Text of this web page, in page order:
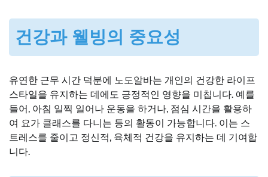
건강과 웰빙의 중요성
유연한 근무 시간 덕분에 노도알바는 개인의 건강한 라이프
스타일을 유지하는 데에도 긍정적인 영향을 미칩니다. 예를
들어, 아침 일찍 일어나 운동을 하거나, 점심 시간을 활용하
여 요가 클래스를 다니는 등의 활동이 가능합니다. 이는 스
트레스를 줄이고 정신적, 육체적 건강을 유지하는 데 기여합
니다.